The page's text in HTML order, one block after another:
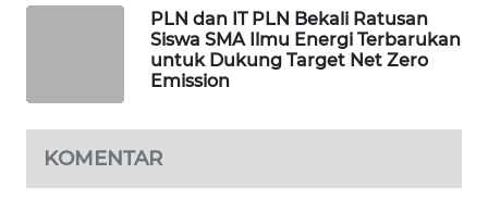
PLN dan IT PLN Bekali Ratusan
Siswa SMA Ilmu Energi Terbarukan
untuk Dukung Target Net Zero
Emission
KOMENTAR
WATCH